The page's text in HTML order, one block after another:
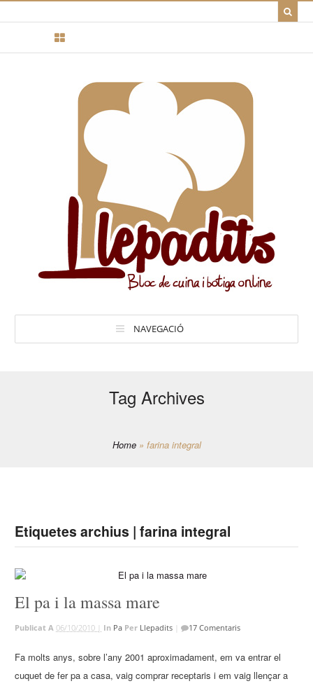
NAVEGACIÓ
Tag Archives
Home » farina integral
Etiquetes archius | farina integral
El pa i la massa mare
Publicat A06/10/2010 | In Pa Per Llepadits 17 Comentaris
Fa molts anys, sobre l’any 2001 aproximadament, em va entrar el
cuquet de fer pa a casa, vaig comprar receptaris i em vaig llençar a